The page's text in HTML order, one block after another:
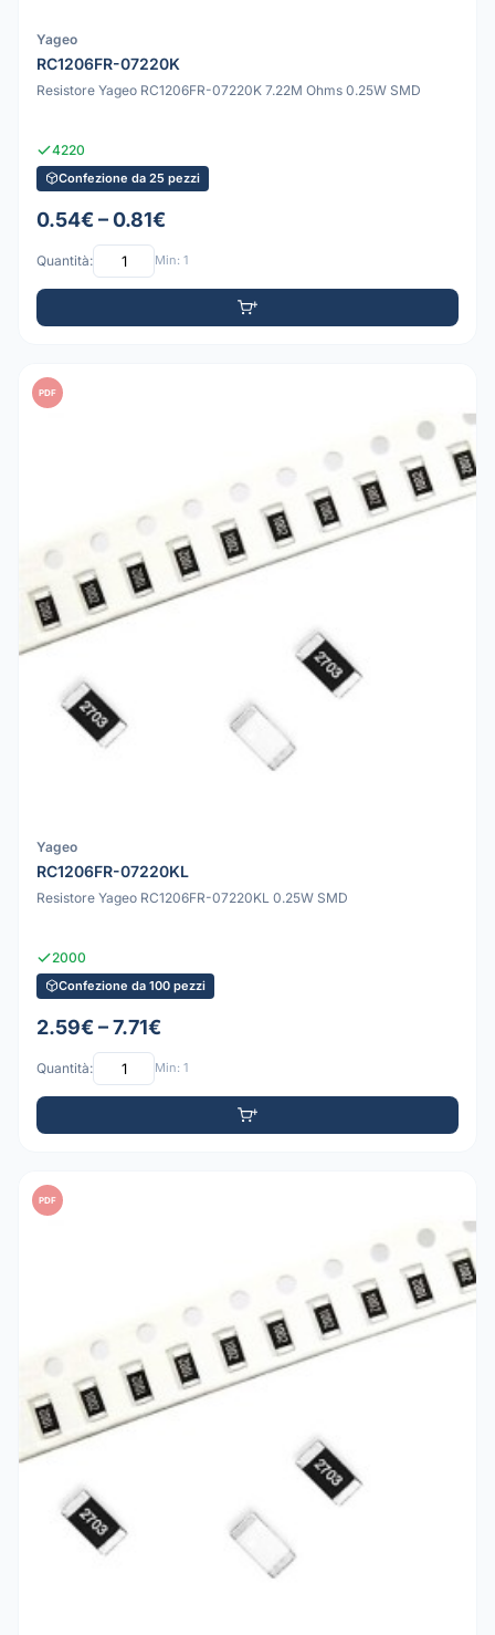
Yageo
RC1206FR-07220K
Resistore Yageo RC1206FR-07220K 7.22M Ohms 0.25W SMD
4220
Confezione da 25 pezzi
0.54€ – 0.81€
Quantità: Min: 1
PDF
Yageo
RC1206FR-07220KL
Resistore Yageo RC1206FR-07220KL 0.25W SMD
2000
Confezione da 100 pezzi
2.59€ – 7.71€
Quantità: Min: 1
PDF